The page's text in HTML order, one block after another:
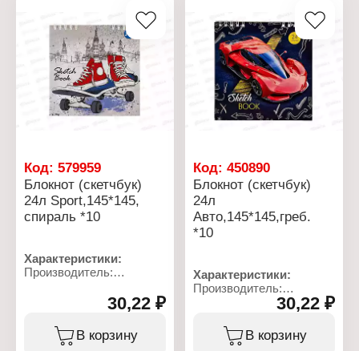
Тип скрепления: мягкий
переплет
Материал блока: офсет
Материал обложки: ПВХ,
картон
Плотность бумаги: 70 г/
Материал блока: офсет
Материал обложки:
картон
Код: 579959
Блокнот (скетчбук)
24л Sport,145*145,
спираль *10
Характеристики:
Производитель:
Артикул: Бг24-7
Тип товара: Блокнот
Вариация: скетчбук
Дизайн: "Sport"
30,22 ₽
В корзину
Код:450890
Блокнот (скетчбук)
24л
Авто,145*145,греб.
*10
Характеристики:
Производитель:
Тип товара: Блокнот
Вариация: скетчбук
Дизайн: "Авто"
30,22 ₽
В корзину